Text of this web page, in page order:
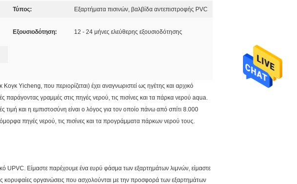
Τύπος: Εξαρτήματα πισινών, βαλβίδα αντεπιστροφής PVC
Εξουσιοδότηση: 12 - 24 μήνες ελεύθερης εξουσιοδότησης
Yicheng, που περιορίζεται) έχει αναγνωριστεί ως ηγέτης και αρχικό
γραμμές στις πηγές νερού, τις πισίνες και τα πάρκα νερού aqua.
και η εμπιστοσύνη είναι ο λόγος για τον οποίο πάνω από σπίτι 8.000
πηγές νερού, τις πισίνες και τα προγράμματα πάρκων νερού τους.
UPVC. Είμαστε παρέχουμε ένα ευρύ φάσμα των εξαρτημάτων λιμνών, είμαστε
κορυφαίες οργανώσεις που ασχολούνται με την προσφορά των εξαρτημάτων